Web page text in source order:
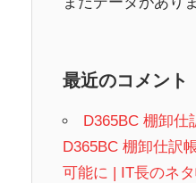
最近のコメント
D365BC 棚卸仕
D365BC 棚卸仕訳
可能に | IT長のネ